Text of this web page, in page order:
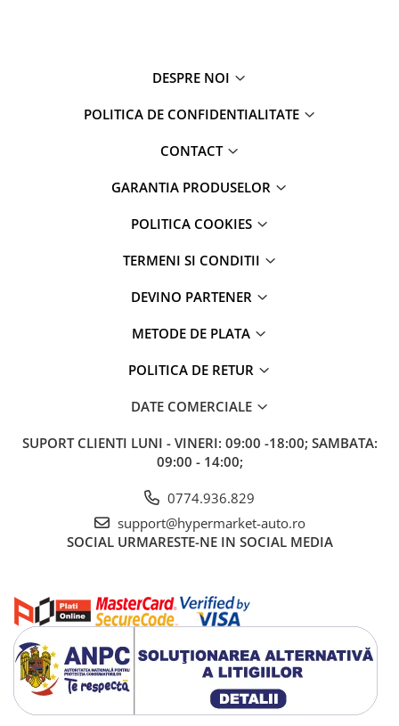
DESPRE NOI
POLITICA DE CONFIDENTIALITATE
CONTACT
GARANTIA PRODUSELOR
POLITICA COOKIES
TERMENI SI CONDITII
DEVINO PARTENER
METODE DE PLATA
POLITICA DE RETUR
DATE COMERCIALE
SUPORT CLIENTI LUNI - VINERI: 09:00 -18:00; SAMBATA:
09:00 - 14:00;
0774.936.829
support@hypermarket-auto.ro
SOCIAL URMARESTE-NE IN SOCIAL MEDIA